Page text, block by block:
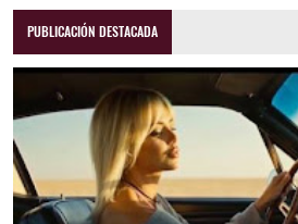
PUBLICACIÓN DESTACADA